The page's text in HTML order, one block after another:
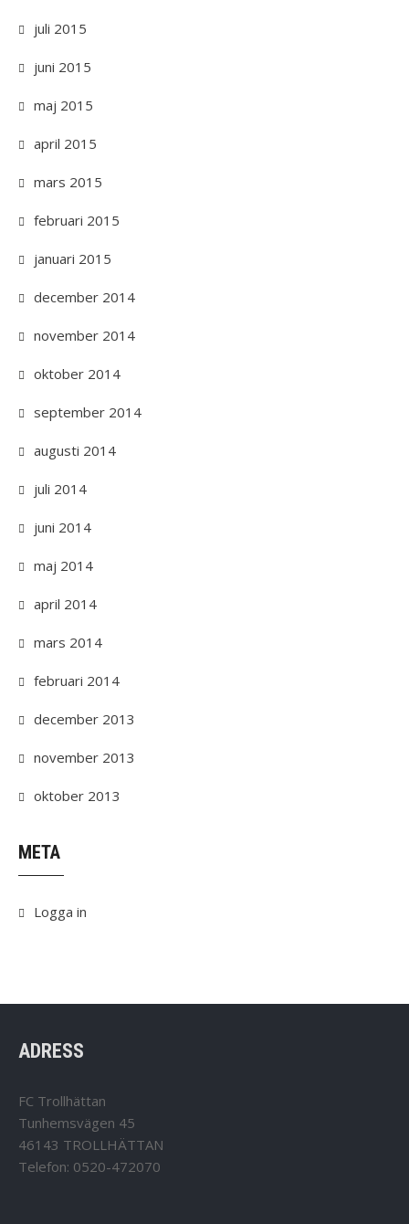
juli 2015
juni 2015
maj 2015
april 2015
mars 2015
februari 2015
januari 2015
december 2014
november 2014
oktober 2014
september 2014
augusti 2014
juli 2014
juni 2014
maj 2014
april 2014
mars 2014
februari 2014
december 2013
november 2013
oktober 2013
META
Logga in
ADRESS
FC Trollhättan
Tunhemsvägen 45
46143 TROLLHÄTTAN
Telefon: 0520-472070